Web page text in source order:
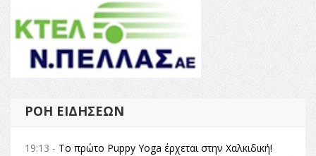
ΡΟΉ ΕΙΔΉΣΕΩΝ
19:13 - Το πρώτο Puppy Yoga έρχεται στην Χαλκιδική!